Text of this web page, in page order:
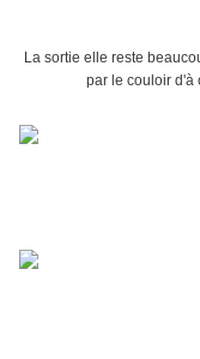
La sortie elle reste
par le couloir d'à